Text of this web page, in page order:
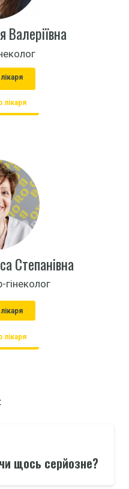
Валеріївна
лікаря
Степанівна
лікаря
щось серйозне?